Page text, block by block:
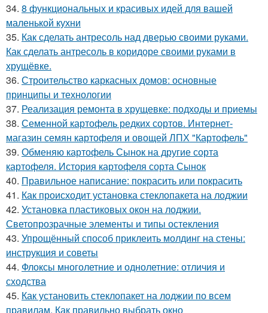
34. 8 функциональных и красивых идей для вашей
маленькой кухни
35. Как сделать антресоль над дверью своими руками.
Как сделать антресоль в коридоре своими руками в
хрущёвке.
36. Строительство каркасных домов: основные
принципы и технологии
37. Реализация ремонта в хрущевке: подходы и приемы
38. Семенной картофель редких сортов. Интернет-
магазин семян картофеля и овощей ЛПХ "Картофель"
39. Обменяю картофель Сынок на другие сорта
картофеля. История картофеля сорта Сынок
40. Правильное написание: покрасить или покрасить
41. Как происходит установка стеклопакета на лоджии
42. Установка пластиковых окон на лоджии.
Светопрозрачные элементы и типы остекления
43. Упрощённый способ приклеить молдинг на стены:
инструкция и советы
44. Флоксы многолетние и однолетние: отличия и
сходства
45. Как установить стеклопакет на лоджии по всем
правилам. Как правильно выбрать окно